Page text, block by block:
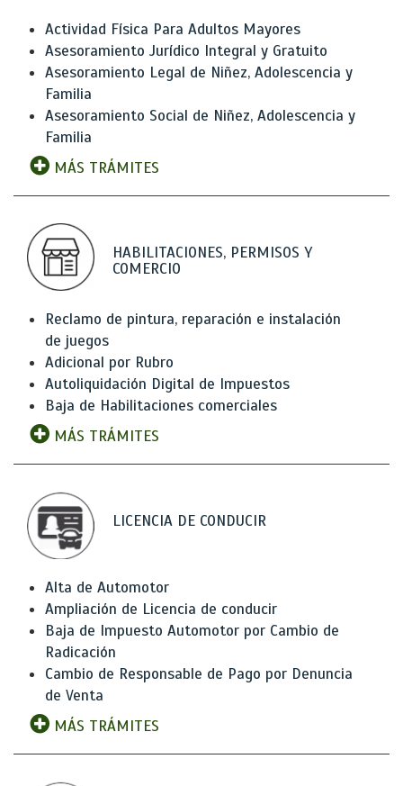
Actividad Física Para Adultos Mayores
Asesoramiento Jurídico Integral y Gratuito
Asesoramiento Legal de Niñez, Adolescencia y
Familia
Asesoramiento Social de Niñez, Adolescencia y
Familia
MÁS TRÁMITES
HABILITACIONES, PERMISOS Y
COMERCIO
Reclamo de pintura, reparación e instalación
de juegos
Adicional por Rubro
Autoliquidación Digital de Impuestos
Baja de Habilitaciones comerciales
MÁS TRÁMITES
LICENCIA DE CONDUCIR
Alta de Automotor
Ampliación de Licencia de conducir
Baja de Impuesto Automotor por Cambio de
Radicación
Cambio de Responsable de Pago por Denuncia
de Venta
MÁS TRÁMITES